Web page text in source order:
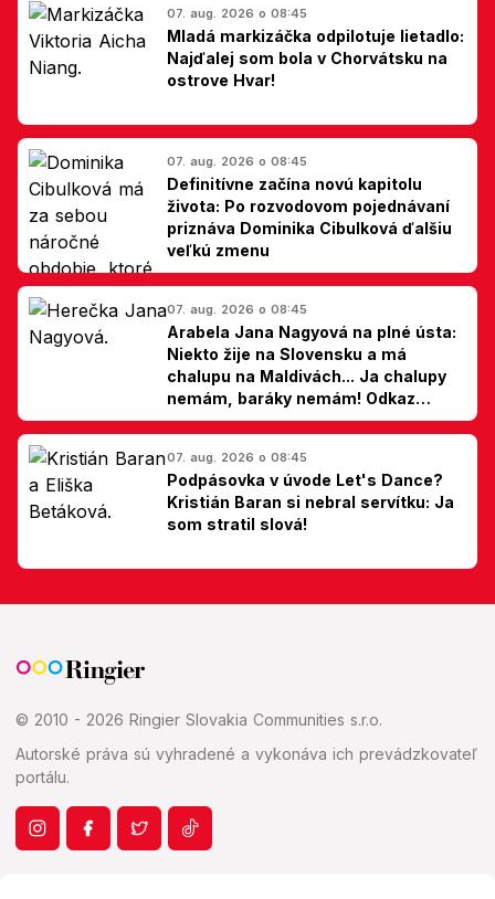
07. aug. 2026 o 08:45
Mladá markizáčka odpilotuje lietadlo:
Najďalej som bola v Chorvátsku na
ostrove Hvar!
07. aug. 2026 o 08:45
Definitívne začína novú kapitolu
života: Po rozvodovom pojednávaní
priznáva Dominika Cibulková ďalšiu
veľkú zmenu
07. aug. 2026 o 08:45
Arabela Jana Nagyová na plné ústa:
Niekto žije na Slovensku a má
chalupu na Maldivách... Ja chalupy
nemám, baráky nemám! Odkaz
Slovákom
07. aug. 2026 o 08:45
Podpásovka v úvode Let's Dance?
Kristián Baran si nebral servítku: Ja
som stratil slová!
© 2010 - 2026 Ringier Slovakia Communities s.r.o.
Autorské práva sú vyhradené a vykonáva ich prevádzkovateľ
portálu.